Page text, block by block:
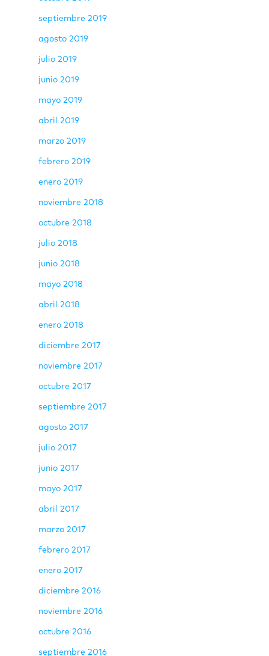
septiembre 2019
agosto 2019
julio 2019
junio 2019
mayo 2019
abril 2019
marzo 2019
febrero 2019
enero 2019
noviembre 2018
octubre 2018
julio 2018
junio 2018
mayo 2018
abril 2018
enero 2018
diciembre 2017
noviembre 2017
octubre 2017
septiembre 2017
agosto 2017
julio 2017
junio 2017
mayo 2017
abril 2017
marzo 2017
febrero 2017
enero 2017
diciembre 2016
noviembre 2016
octubre 2016
septiembre 2016